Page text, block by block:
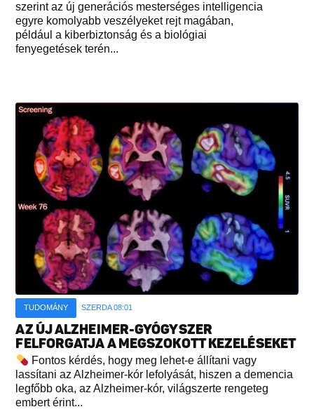
szerint az új generációs mesterséges intelligencia
egyre komolyabb veszélyeket rejt magában,
például a kiberbiztonság és a biológiai
fenyegetések terén...
TUDOMÁNY SZERDA 08:01
AZ ÚJ ALZHEIMER-GYÓGYSZER
FELFORGATJA A MEGSZOKOTT KEZELÉSEKET
Fontos kérdés, hogy meg lehet-e állítani vagy
lassítani az Alzheimer-kór lefolyását, hiszen a demencia
legfőbb oka, az Alzheimer-kór, világszerte rengeteg
embert érint...